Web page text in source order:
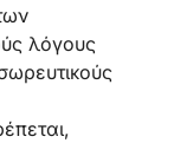
λόγους